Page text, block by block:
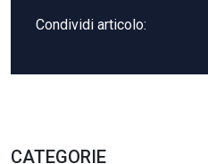
Condividi articolo:
CATEGORIE